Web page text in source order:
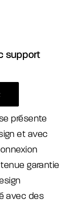
support
présente
et avec
garantie
avec des